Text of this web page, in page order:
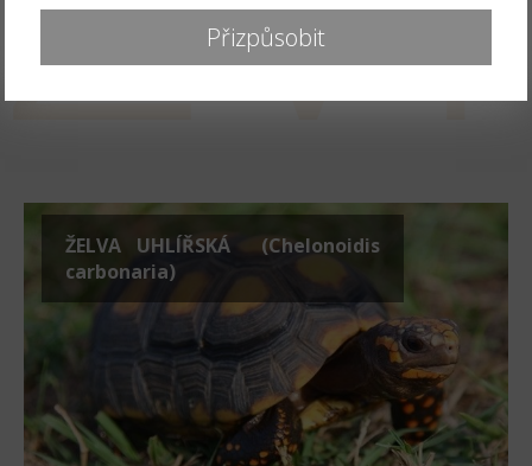
Žáby (Anura)
PAVOUKOVCI (Arachnida)
ŽELVA UHLÍŘSKÁ (Chelonoidis
carbonaria)
Přizpůsobit